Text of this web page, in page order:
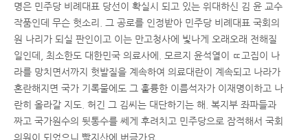
명은 민주당 비례대표 당선이 확실시 되고 있는 위대하신 김 윤 교수
작품인데 무슨 헛소리. 그 공로를 인정받아 민주당 비례대표 국회의
원 나리가 되실 판인이고 이는 만고청사에 빛나게 오래오래 전해질
일인데, 최소한도 대한민국 의료사에. 모르지 윤석열이 ㄸ고집이 나
라를 망치면서까지 헛발질을 계속하여 의료대란이 계속되고 나라가
혼란해지면 국가 기록물에도 그 훌륭한 이름석자가 이재명이하고 나
란히 올라갈 지도. 허긴 그 김씨는 대단하기는 해. 복지부 좌파들과
짜고 국가원수의 뒷통수를 쎄게 후려치고 민주당으로 잠적해서 국회
의원이 되었으니 빨지산에 버금가요.